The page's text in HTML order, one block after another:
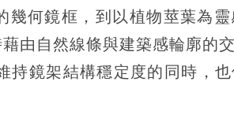
幾何鏡框，到以植物莖葉為
由自然線條與建築感輪廓的
持鏡架結構穩定度的同時，